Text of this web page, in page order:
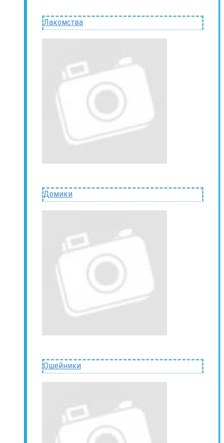
Лакомства
Домики
Ошейники